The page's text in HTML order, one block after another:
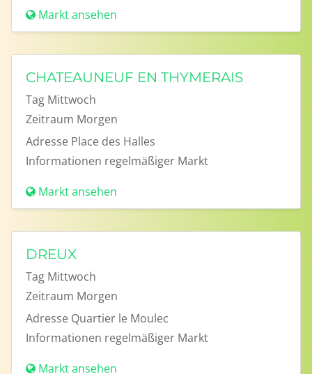
Markt ansehen
CHATEAUNEUF EN THYMERAIS
Tag Mittwoch
Zeitraum Morgen
Adresse Place des Halles
Informationen regelmäßiger Markt
Markt ansehen
DREUX
Tag Mittwoch
Zeitraum Morgen
Adresse Quartier le Moulec
Informationen regelmäßiger Markt
Markt ansehen